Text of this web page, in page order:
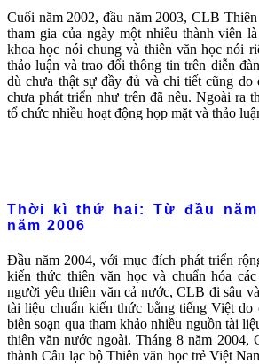
Cuối năm 2002, đầu năm 2003, CLB
tham gia của ngày một nhiều thành viên
khoa học nói chung và thiên văn học nói
thảo luận và trao đổi thông tin trên diễn
dù chưa thật sự đầy đủ và chi tiết cũng do
chưa phát triển như trên đã nêu. Ngoài ra
tổ chức nhiều hoạt động họp mặt và thảo
Thời kì thứ hai: Từ đầu
năm 2006
Đầu năm 2004, với mục đích phát triển
kiến thức thiên văn học và chuẩn hóa
người yêu thiên văn cả nước, CLB đi sâu
tài liệu chuẩn kiến thức bằng tiếng Việt
biên soạn qua tham khảo nhiều nguồn tài
thiên văn nước ngoài. Tháng 8 năm 2004,
thành Câu lạc bộ Thiên văn học trẻ Việt